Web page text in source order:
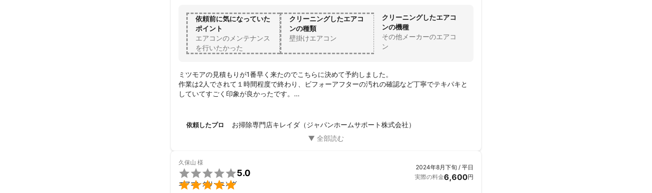
依頼前に気になっていた
ポイント
エアコンのメンテナンス
を行いたかった
クリーニングしたエアコ
ンの種類
壁掛けエアコン
クリーニングしたエアコ
ンの機種
その他メーカーのエアコ
ン
ミツモアの見積もりが1番早く来たのでこちらに決めて予約しました。
作業は2人でされて１時間程度で終わり、ビフォーアフターの汚れの確認など丁寧でテキパキと
していてすごく印象が良かったです。
ありがとうございました^_^
依頼したプロ お掃除専門店キレイダ（ジャパンホームサポート株式会社）
久保山 様


5.0
エアコンクリーニング
2024年8月下旬 / 平日
実際の料金6,600円